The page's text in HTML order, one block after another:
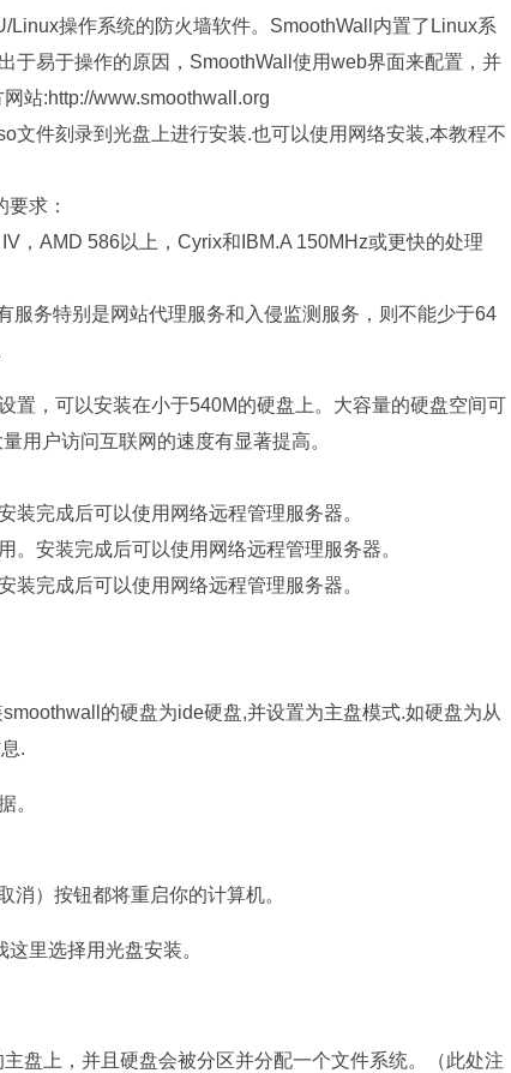
操作系统的防火墙软件。SmoothWall内置了Linux系
于易于操作的原因，SmoothWall使用web界面来配置，并
站:http://www.smoothwall.org
文件刻录到光盘上进行安装.也可以使用网络安装,本教程不
求：
，AMD 586以上，Cyrix和IBM.A 150MHz或更快的处理
服务特别是网站代理服务和入侵监测服务，则不能少于64
置，可以安装在小于540M的硬盘上。大容量的硬盘空间可
用户访问互联网的速度有显著提高。
装完成后可以使用网络远程管理服务器。
。安装完成后可以使用网络远程管理服务器。
完成后可以使用网络远程管理服务器。
的硬盘为ide硬盘,并设置为主盘模式.如硬盘为从
.
。
）按钮都将重启你的计算机。
里选择用光盘安装。
盘上，并且硬盘会被分区并分配一个文件系统。（此处注